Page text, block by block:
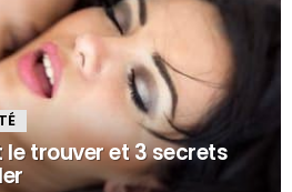
le trouver et 3 secrets